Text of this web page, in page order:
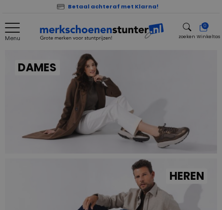
Betaal achteraf met Klarna!
Menu zoeken
0
Winkeltas
DAMES
HEREN